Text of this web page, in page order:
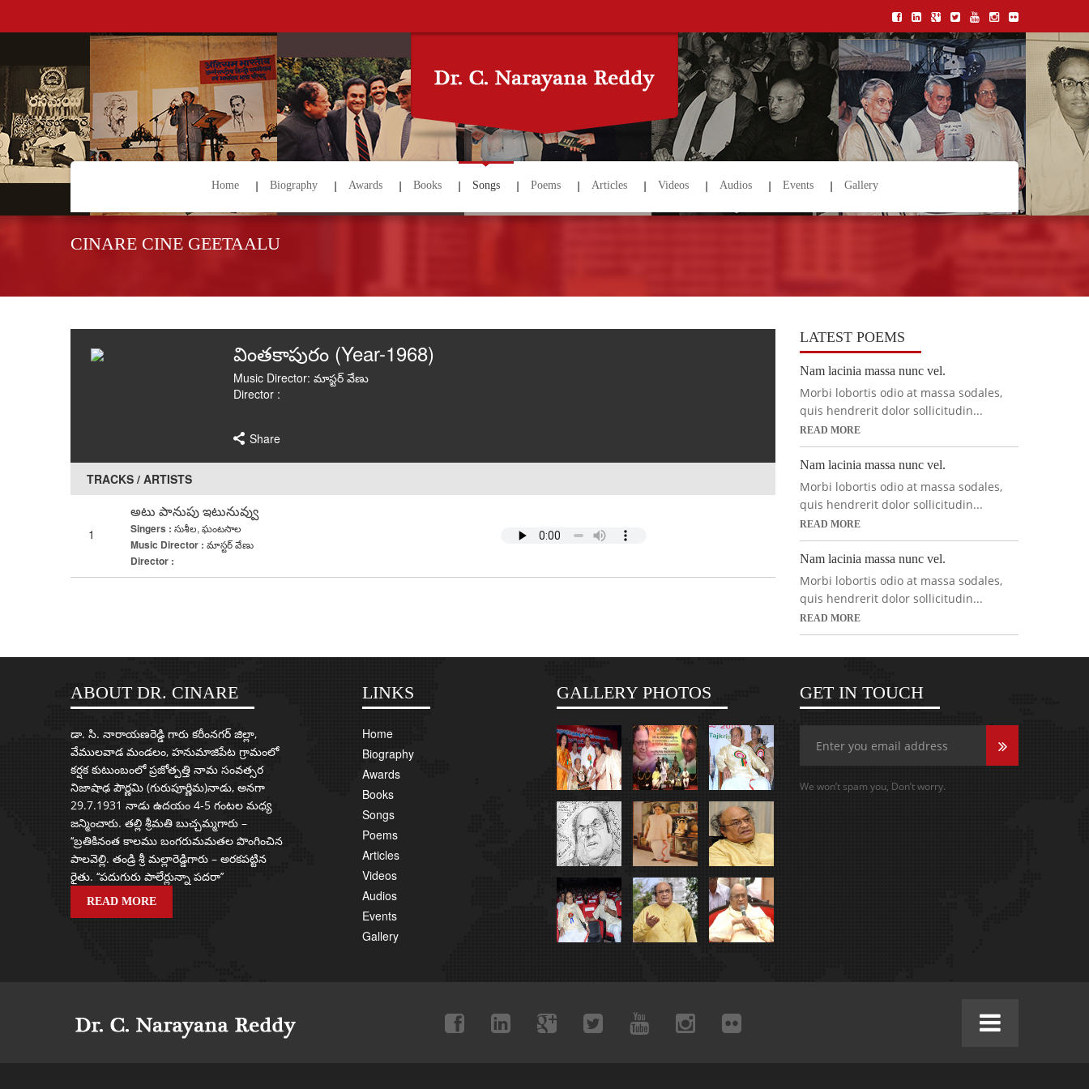
Home Biography Awards Books Songs Poems Articles Videos Audios Events Gallery
CINARE CINE GEETAALU
వింతకాపురం (Year-1968)
Music Director: మాస్టర్ వేణు
Director :
Share
TRACKS / ARTISTS
1
అటు పానుపు ఇటునువ్వు
Singers : సుశీల, ఘంటసాల
Music Director : మాస్టర్ వేణు
Director :
LATEST POEMS
Nam lacinia massa nunc vel.
Morbi lobortis odio at massa sodales,
quis hendrerit dolor sollicitudin...
READ MORE
Nam lacinia massa nunc vel.
Morbi lobortis odio at massa sodales,
quis hendrerit dolor sollicitudin...
READ MORE
Nam lacinia massa nunc vel.
Morbi lobortis odio at massa sodales,
quis hendrerit dolor sollicitudin...
READ MORE
ABOUT DR. CINARE
డా. సి. నారాయణరెడ్డి గారు కరీంనగర్ జిల్లా,
వేములవాడ మండలం, హనుమాజిపేట గ్రామంలో
కర్షక కుటుంబంలో ప్రజోత్పత్తి నామ సంవత్సర
నిజాషాఢ పౌర్ణమి (గురుపూర్ణిమ)నాడు, అనగా
29.7.1931 నాడు ఉదయం 4-5 గంటల మధ్య
జన్మించారు. తల్లి శ్రీమతి బుచ్చమ్మగారు –
‘‘బ్రతికినంత కాలము బంగరుమమతల పొంగించిన
పాలవెల్లి. తండ్రి శ్రీ మల్లారెడ్డిగారు – అరకపట్టిన
రైతు. ‘‘పదుగురు పాలేర్లున్నా పదరా’’
READ MORE
LINKS
Home
Biography
Awards
Books
Songs
Poems
Articles
Videos
Audios
Events
Gallery
GALLERY PHOTOS GET IN TOUCH
We won’t spam you, Don’t worry.